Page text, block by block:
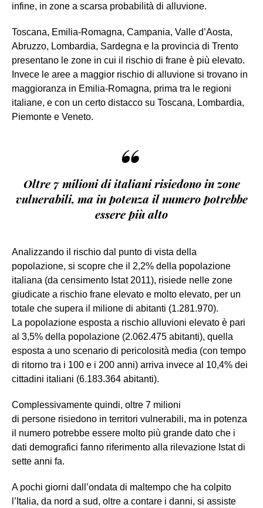
infine, in zone a scarsa probabilità di alluvione.
Toscana, Emilia-Romagna, Campania, Valle d’Aosta,
Abruzzo, Lombardia, Sardegna e la provincia di Trento
presentano le zone in cui il rischio di frane è più elevato.
Invece le aree a maggior rischio di alluvione si trovano in
maggioranza in Emilia-Romagna, prima tra le regioni
italiane, e con un certo distacco su Toscana, Lombardia,
Piemonte e Veneto.
“
Oltre 7 milioni di italiani risiedono in zone
vulnerabili, ma in potenza il numero potrebbe
essere più alto
Analizzando il rischio dal punto di vista della
popolazione, si scopre che il 2,2% della popolazione
italiana (da censimento Istat 2011), risiede nelle zone
giudicate a rischio frane elevato e molto elevato, per un
totale che supera il milione di abitanti (1.281.970).
La popolazione esposta a rischio alluvioni elevato è pari
al 3,5% della popolazione (2.062.475 abitanti), quella
esposta a uno scenario di pericolosità media (con tempo
di ritorno tra i 100 e i 200 anni) arriva invece al 10,4% dei
cittadini italiani (6.183.364 abitanti).
Complessivamente quindi, oltre 7 milioni
di persone risiedono in territori vulnerabili, ma in potenza
il numero potrebbe essere molto più grande dato che i
dati demografici fanno riferimento alla rilevazione Istat di
sette anni fa.
A pochi giorni dall’ondata di maltempo che ha colpito
l’Italia, da nord a sud, oltre a contare i danni, si assiste